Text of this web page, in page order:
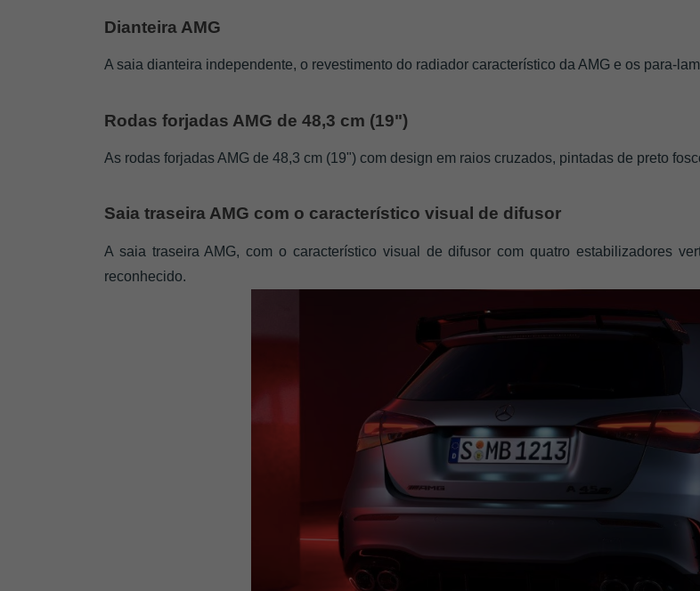
Dianteira AMG
A saia dianteira independente, o revestimento do radiador característico da AMG e os para-
Rodas forjadas AMG de 48,3 cm (19")
As rodas forjadas AMG de 48,3 cm (19") com design em raios cruzados, pintadas de preto
Saia traseira AMG com o característico visual de difusor
A saia traseira AMG, com o característico visual de difusor com quatro estabilizadores
reconhecido.